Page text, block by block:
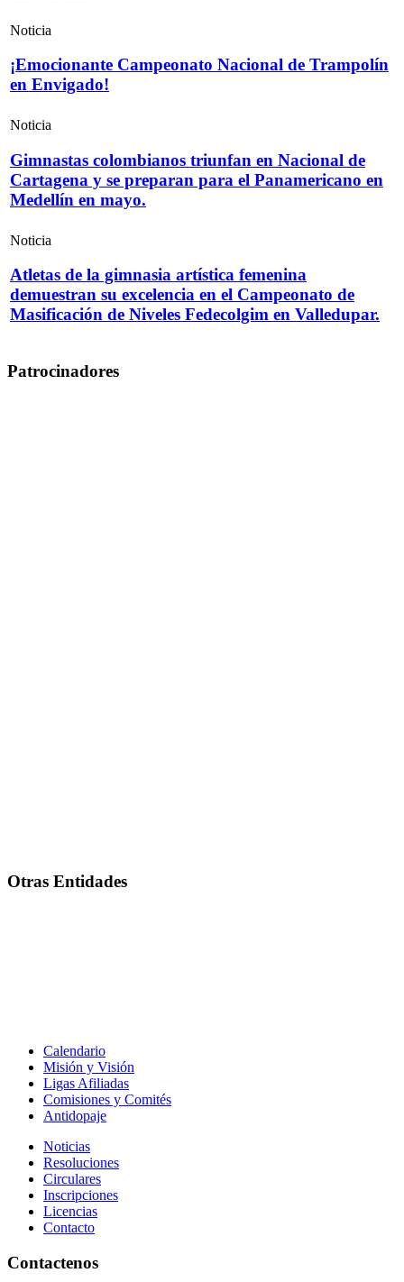
Noticia
¡Emocionante Campeonato Nacional de Trampolín
en Envigado!
Noticia
Gimnastas colombianos triunfan en Nacional de
Cartagena y se preparan para el Panamericano en
Medellín en mayo.
Noticia
Atletas de la gimnasia artística femenina
demuestran su excelencia en el Campeonato de
Masificación de Niveles Fedecolgim en Valledupar.
Patrocinadores
Otras Entidades
Calendario
Misión y Visión
Ligas Afiliadas
Comisiones y Comités
Antidopaje
Noticias
Resoluciones
Circulares
Inscripciones
Licencias
Contacto
Contactenos